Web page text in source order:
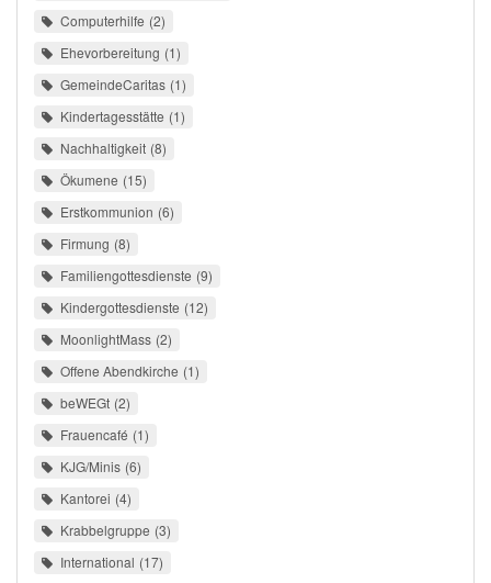
Computerhilfe 2
Ehevorbereitung 1
GemeindeCaritas 1
Kindertagesstätte 1
Nachhaltigkeit 8
Ökumene 15
Erstkommunion 6
Firmung 8
Familiengottesdienste 9
Kindergottesdienste 12
MoonlightMass 2
Offene Abendkirche 1
beWEGt 2
Frauencafé 1
KJG/Minis 6
Kantorei 4
Krabbelgruppe 3
International 17